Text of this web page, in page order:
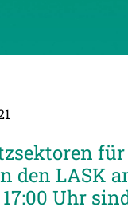
für
den LASK
Uhr